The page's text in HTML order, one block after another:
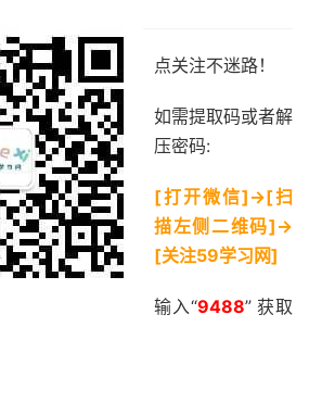
点关注不迷路！
如需提取码或者解
压密码:
[打开微信]->[扫
描左侧二维码]->
[关注59学习网]
输入“9488” 获取